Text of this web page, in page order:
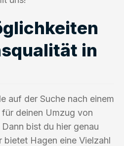
in
auf der Suche nach einem
deinen Umzug von
bist du hier genau
bietet Hagen eine Vielzahl